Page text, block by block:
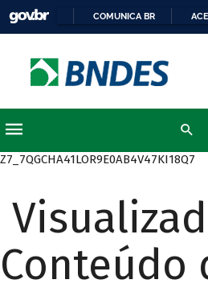
COMUNICA BR
Z7_7QGCHA41LOR9E0AB4V47KI18Q7
Conteúdo